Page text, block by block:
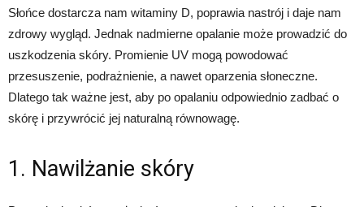
Słońce dostarcza nam witaminy D, poprawia nastrój i daje nam
zdrowy wygląd. Jednak nadmierne opalanie może prowadzić do
uszkodzenia skóry. Promienie UV mogą powodować
przesuszenie, podrażnienie, a nawet oparzenia słoneczne.
Dlatego tak ważne jest, aby po opalaniu odpowiednio zadbać o
skórę i przywrócić jej naturalną równowagę.
1. Nawilżanie skóry